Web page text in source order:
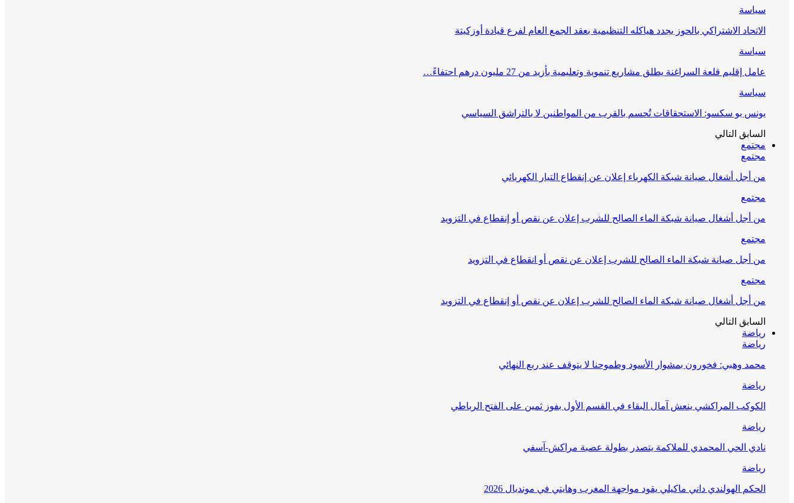
سياسة
الاتحاد الاشتراكي بالحوز يجدد هياكله التنظيمية بعقد الجمع العام لفرع قيادة أوزكيتة
سياسة
عامل إقليم قلعة السراغنة يطلق مشاريع تنموية وتعليمية بأزيد من 27 مليون درهم احتفاءً…
سياسة
يونس بو سكسو: الاستحقاقات تُحسم بالقرب من المواطنين لا بالتراشق السياسي
السابق التالي
مجتمع
مجتمع
من أجل أشغال صيانة شبكة الكهرباء إعلان عن إنقطاع التيار الكهربائي
مجتمع
من أجل أشغال صيانة شبكة الماء الصالح للشرب إعلان عن نقص أو إنقطاع في التزويد
مجتمع
من أجل صيانة شبكة الماء الصالح للشرب إعلان عن نقص أو انقطاع في التزويد
مجتمع
من أجل أشغال صيانة شبكة الماء الصالح للشرب إعلان عن نقص أو إنقطاع في التزويد
السابق التالي
رياضة
رياضة
محمد وهبي: فخورون بمشوار الأسود وطموحنا لا يتوقف عند ربع النهائي
رياضة
الكوكب المراكشي ينعش آمال البقاء في القسم الأول بفوز ثمين على الفتح الرباطي
رياضة
نادي الحي المحمدي للملاكمة يتصدر بطولة عصبة مراكش-آسفي
رياضة
الحكم الهولندي داني ماكيلي يقود مواجهة المغرب وهايتي في مونديال 2026